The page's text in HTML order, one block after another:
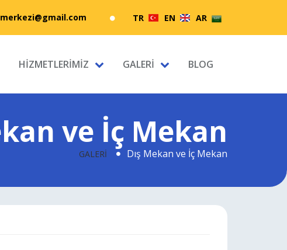
TR EN AR
HİZMETLERİMİZ GALERİ BLOG
ve İç Mekan
GALERİ Dış Mekan ve İç Mekan